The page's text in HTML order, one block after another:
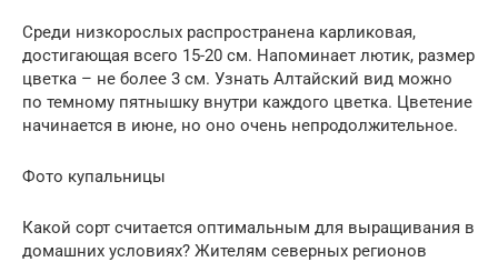
Среди низкорослых распространена карликовая,
достигающая всего 15-20 см. Напоминает лютик, размер
цветка – не более 3 см. Узнать Алтайский вид можно
по темному пятнышку внутри каждого цветка. Цветение
начинается в июне, но оно очень непродолжительное.
Фото купальницы
Какой сорт считается оптимальным для выращивания в
домашних условиях? Жителям северных регионов